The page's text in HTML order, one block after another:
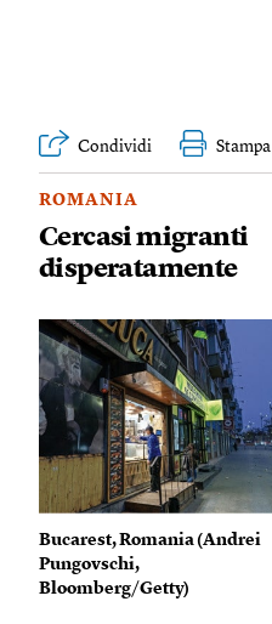
Condividi Stampa
ROMANIA
Cercasi migranti
disperatamente
Bucarest, Romania (Andrei
Pungovschi,
Bloomberg/Getty)